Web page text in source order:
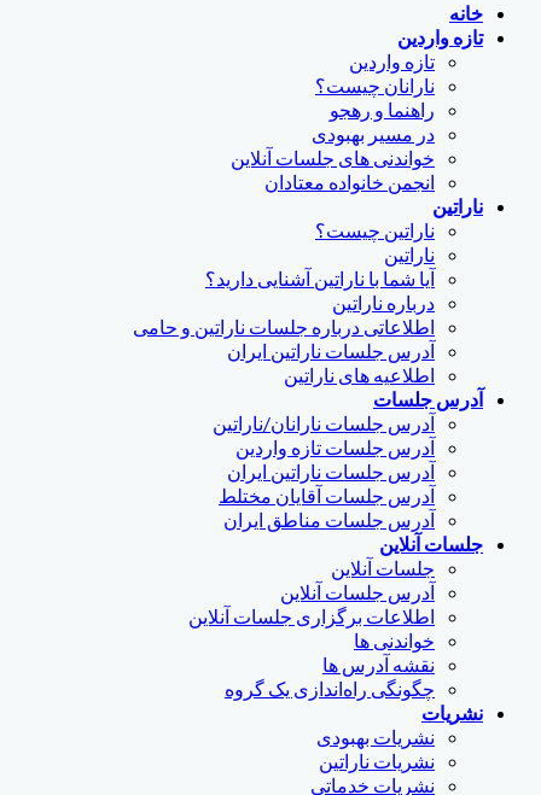
خانه
تازه واردین
تازه واردین
نارانان چیست؟
راهنما و رهجو
در مسیر بهبودی
خواندنی های جلسات آنلاین
انجمن خانواده معتادان
ناراتین
ناراتین چیست؟
ناراتین
آیا شما با ناراتین آشنایی دارید؟
درباره ناراتین
اطلاعاتی درباره جلسات ناراتین و حامی
آدرس جلسات ناراتین ایران
اطلاعیه های ناراتین
آدرس جلسات
آدرس جلسات نارانان/ناراتین
آدرس جلسات تازه واردین
آدرس جلسات ناراتین ایران
آدرس جلسات آقایان مختلط
آدرس جلسات مناطق ایران
جلسات آنلاین
جلسات آنلاین
آدرس جلسات آنلاین
اطلاعات برگزاری جلسات آنلاین
خواندنی ها
نقشه آدرس ها
چگونگی راه‌اندازی یک گروه
نشریات
نشریات بهبودی
نشریات ناراتین
نشریات خدماتی